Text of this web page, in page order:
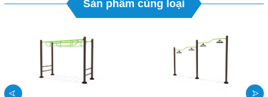
Sản phẩm cùng loại